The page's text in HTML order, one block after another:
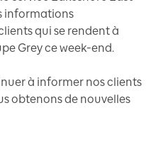
informations
qui se rendent à
Grey ce week-end.
à informer nos clients
obtenons de nouvelles